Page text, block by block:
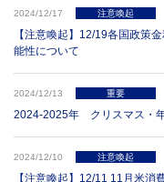
2024/12/17 注意喚起
【注意喚起】12/19各国政策
能性について
2024/12/13 重要
2024-2025年 クリスマス・
2024/12/10 注意喚起
【注意喚起】12/11 11月米